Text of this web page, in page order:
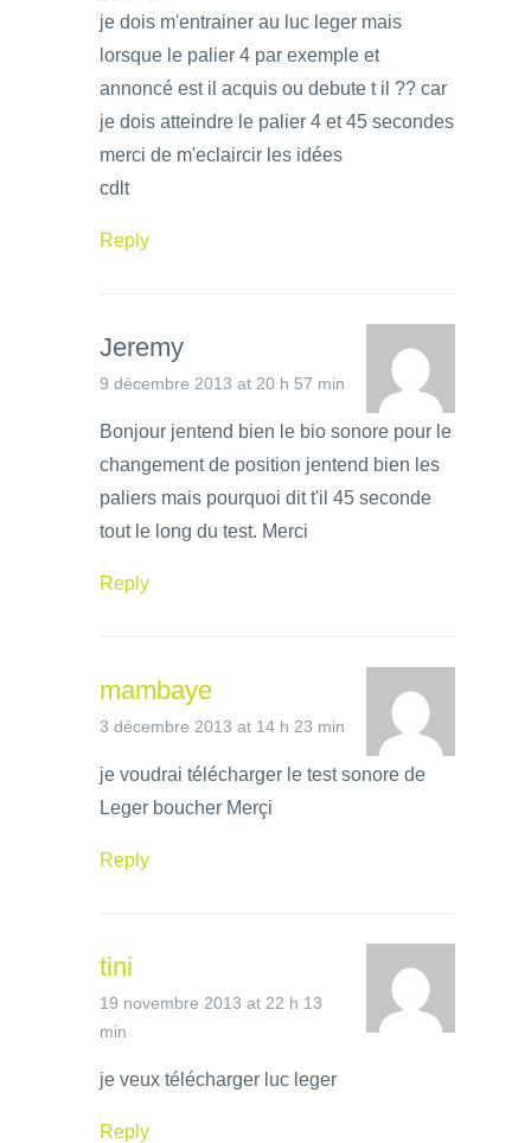
je dois m'entrainer au luc leger mais
lorsque le palier 4 par exemple et
annoncé est il acquis ou debute t il ?? car
je dois atteindre le palier 4 et 45 secondes
merci de m'eclaircir les idées
cdlt
Reply
Jeremy
9 décembre 2013 at 20 h 57 min
Bonjour jentend bien le bio sonore pour le
changement de position jentend bien les
paliers mais pourquoi dit t'il 45 seconde
tout le long du test. Merci
Reply
mambaye
3 décembre 2013 at 14 h 23 min
je voudrai télécharger le test sonore de
Leger boucher Merçi
Reply
tini
19 novembre 2013 at 22 h 13
min
je veux télécharger luc leger
Reply